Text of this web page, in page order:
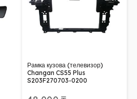
Рамка кузова (телевизор)
Changan CS55 Plus
S203F270703-0200